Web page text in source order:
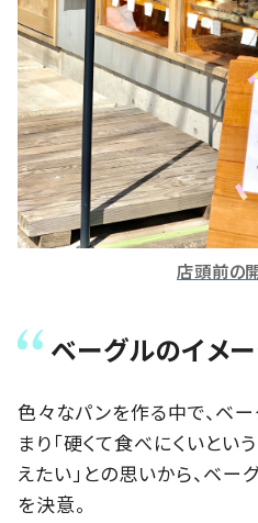
店頭前の
ベーグルのイメ
色々なパンを作る中で、ベ
まり「硬くて食べにくいと
えたい」との思いから、ベ
を決意。